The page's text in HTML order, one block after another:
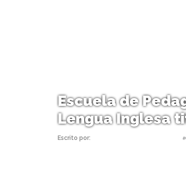
Escuela de
Lengua Inglesa
Escrito por: